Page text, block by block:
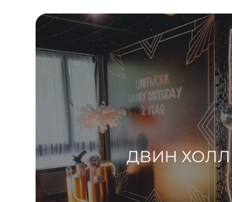
ДВИН ХОЛЛ